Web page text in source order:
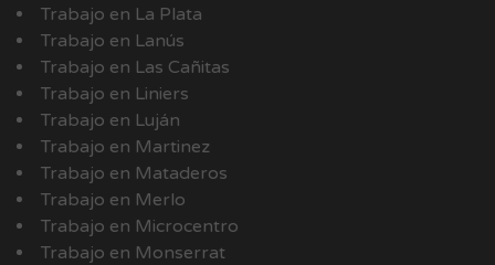
Trabajo en La Plata
Trabajo en Lanús
Trabajo en Las Cañitas
Trabajo en Liniers
Trabajo en Luján
Trabajo en Martinez
Trabajo en Mataderos
Trabajo en Merlo
Trabajo en Microcentro
Trabajo en Monserrat